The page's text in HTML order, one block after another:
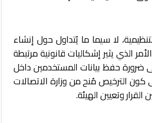
لا سيما ما يُتداول حول إنشاء
الذي يثير إشكاليات قانونية مرتبطة
ضرورة حفظ بيانات المستخدمين داخل
كون الترخيص مُنح من وزارة الاتصالات
القرار وتعيين الهيئة.